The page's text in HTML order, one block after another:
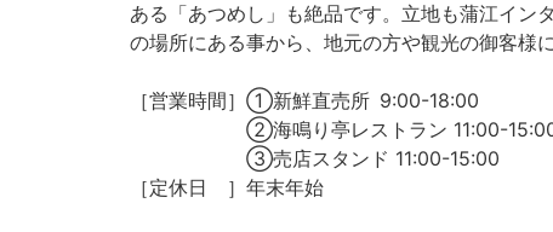
ある「あつめし」も絶品です。立地も蒲江イン
の場所にある事から、地元の方や観光の御客様
［営業時間］①新鮮直売所 9:00-18:00
②海鳴り亭レストラン 11:00-
③売店スタンド 11:00-15:00
［定休日 ］年末年始